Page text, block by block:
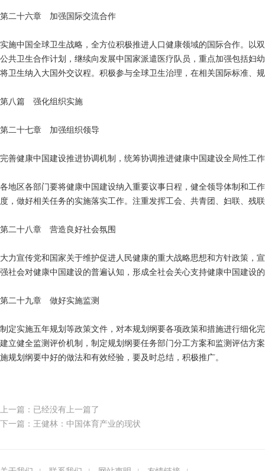
第二十六章 加强国际交流合作
实施中国全球卫生战略，全方位积极推进人口健康领域的国际合作。以
公共卫生合作计划，继续向发展中国家派遣医疗队员，重点加强包括妇
将卫生纳入大国外交议程。积极参与全球卫生治理，在相关国际标准、
第八篇 强化组织实施
第二十七章 加强组织领导
完善健康中国建设推进协调机制，统筹协调推进健康中国建设全局性工
各地区各部门要将健康中国建设纳入重要议事日程，健全领导体制和工
度，做好相关任务的实施落实工作。注重发挥工会、共青团、妇联、残
第二十八章 营造良好社会氛围
大力宣传党和国家关于维护促进人民健康的重大战略思想和方针政策，
强社会对健康中国建设的普遍认知，形成全社会关心支持健康中国建设
第二十九章 做好实施监测
制定实施五年规划等政策文件，对本规划纲要各项政策和措施进行细化
建立健全监测评价机制，制定规划纲要任务部门分工方案和监测评估方
施规划纲要中好的做法和有效经验，要及时总结，积极推广。
上一篇：已经没有上一篇了
下一篇：王健林：中国体育产业的现状